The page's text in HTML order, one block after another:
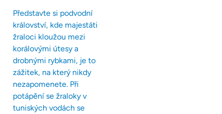
Představte si podvodní
království, kde majestáti
žraloci kloužou mezi
korálovými útesy a
drobnými rybkami, je to
zážitek, na který nikdy
nezapomenete. Při
potápění se žraloky v
tuniských vodách se